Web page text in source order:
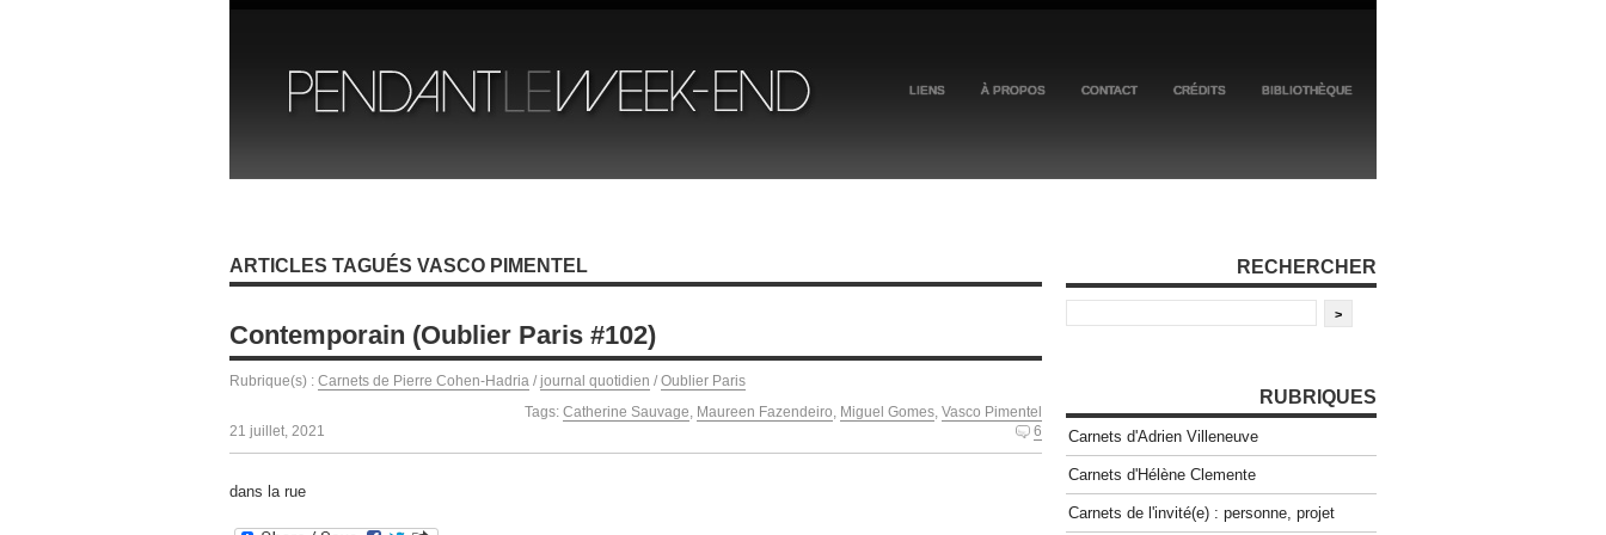
LIENS À PROPOS CONTACT CRÉDITS BIBLIOTHÈQUE
ARTICLES TAGUÉS VASCO PIMENTEL
Contemporain (Oublier Paris #102)
Rubrique(s) : Carnets de Pierre Cohen-Hadria / journal quotidien / Oublier Paris
Tags: Catherine Sauvage, Maureen Fazendeiro, Miguel Gomes, Vasco Pimentel
21 juillet, 2021
6
dans la rue
RECHERCHER
RUBRIQUES
Carnets d'Adrien Villeneuve
Carnets d'Hélène Clemente
Carnets de l'invité(e) : personne, projet